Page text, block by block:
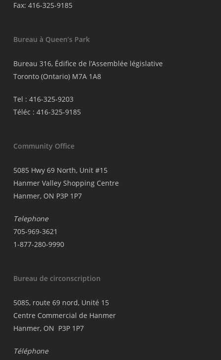
Fax: 416-325-9185
Bureau à Queen’s Park
Bureau 316, Édifice de l’Assemblée législative
Toronto (Ontario) M7A 1A8
Tel : 416-325-9203
Téléc : 416-325-9185
Community Office
5085 Hwy 69 North, Unit #15
Hanmer Valley Shopping Centre
Hanmer, ON P3P 1P7
Telephone
705-969-3621
1-877-280-9990
Bureau de circonscription
5085, route 69 nord, Unité 15
Centre Commercial de Hanmer
Hanmer, ON P3P 1P7
Téléphone